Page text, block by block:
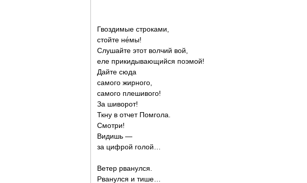
Гвоздимые строками,
стойте не́мы!
Слушайте этот волчий вой,
еле прикидывающийся поэмой!
Дайте сюда
самого жирного,
самого плешивого!
За шиворот!
Ткну в отчет Помгола.
Смотри!
Видишь —
за цифрой голой…
Ветер рванулся.
Рванулся и тише…